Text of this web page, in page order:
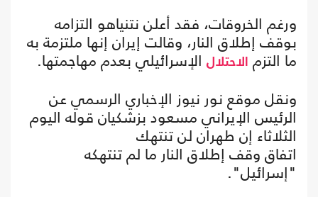
ورغم الخروقات، فقد أعلن نتنياهو التزامه
بوقف إطلاق النار، وقالت إيران إنها ملتزمة به
ما التزم الاحتلال الإسرائيلي بعدم مهاجمتها.
ونقل موقع نور نيوز الإخباري الرسمي عن
الرئيس الإيراني مسعود بزشكيان قوله اليوم
الثلاثاء إن طهران لن تنتهك
اتفاق وقف إطلاق النار ما لم تنتهكه
"إسرائيل".